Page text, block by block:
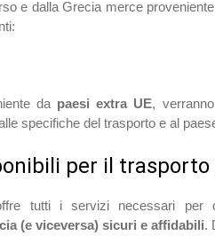
e dalla Grecia merce
da paesi extra UE,
specifiche del trasporto e al
per il trasporto
tutti i servizi necessari per
(e viceversa) sicuri e affidabili.